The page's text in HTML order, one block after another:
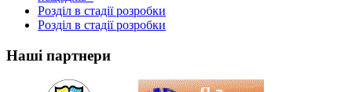
Розділ в стадії розробки
Розділ в стадії розробки
Наші партнери